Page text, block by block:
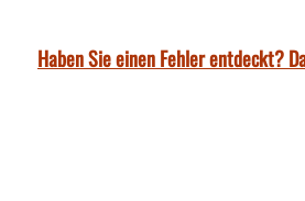
Haben Sie einen Fehler entdeckt?